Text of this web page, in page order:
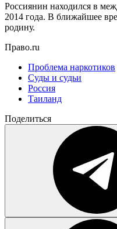
Россиянин находился в
2014 года. В ближайшее
родину.
Право.ru
Проблема наркотиков
Суды и судьи
Россия
Таиланд
Поделиться